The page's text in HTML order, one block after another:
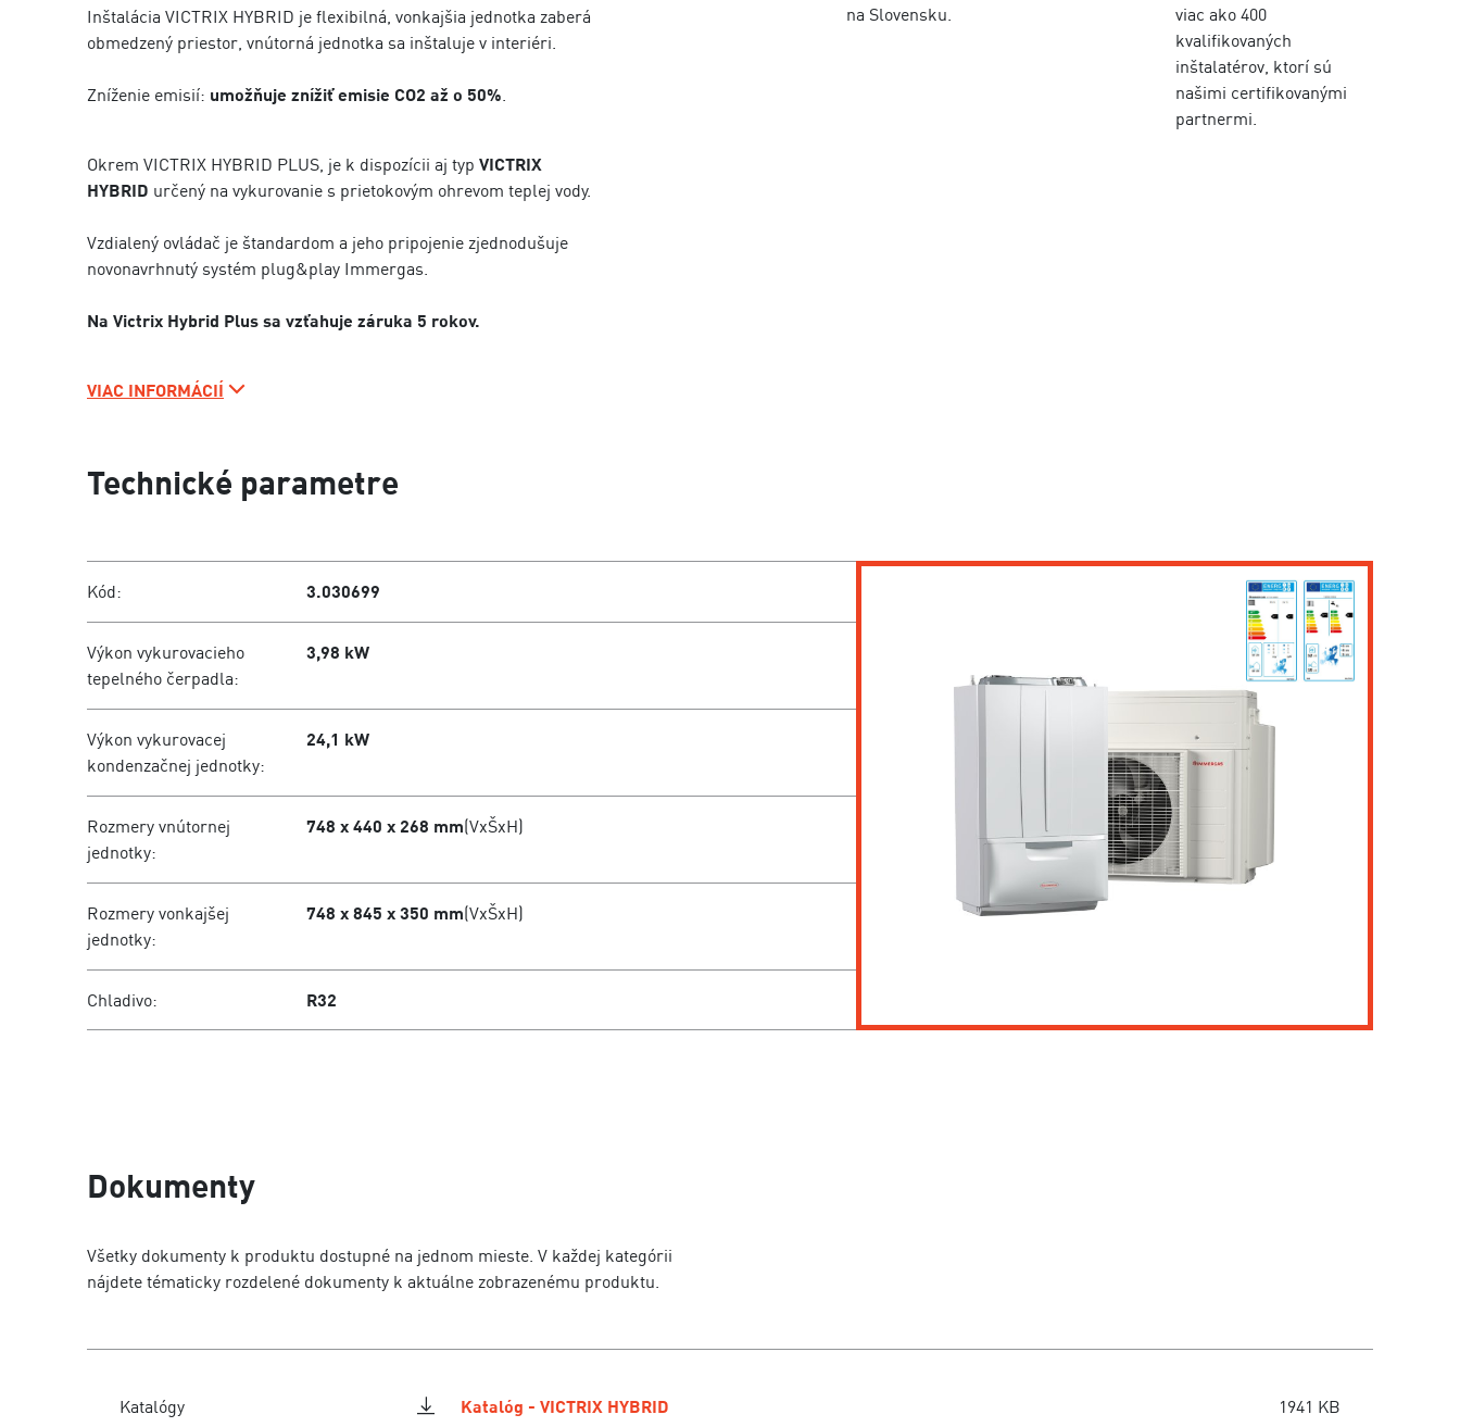
Inštalácia VICTRIX HYBRID je flexibilná, vonkajšia jednotka zaberá
obmedzený priestor, vnútorná jednotka sa inštaluje v interiéri.
Zníženie emisií: umožňuje znížiť emisie CO2 až o 50%.
Okrem VICTRIX HYBRID PLUS, je k dispozícii aj typ VICTRIX
HYBRID určený na vykurovanie s prietokovým ohrevom teplej vody.
Vzdialený ovládač je štandardom a jeho pripojenie zjednodušuje
novonavrhnutý systém plug&play Immergas.
Na Victrix Hybrid Plus sa vzťahuje záruka 5 rokov.
VIAC INFORMÁCIÍ
na Slovensku.
viac ako 400
kvalifikovaných
inštalatérov, ktorí sú
našimi certifikovanými
partnermi.
Technické parametre
Kód: 3.030699
Výkon vykurovacieho
tepelného čerpadla:
3,98 kW
Výkon vykurovacej
kondenzačnej jednotky:
24,1 kW
Rozmery vnútornej
jednotky:
748 x 440 x 268 mm(VxŠxH)
Rozmery vonkajšej
jednotky:
748 x 845 x 350 mm(VxŠxH)
Chladivo: R32
Dokumenty
Všetky dokumenty k produktu dostupné na jednom mieste. V každej kategórii
nájdete tématicky rozdelené dokumenty k aktuálne zobrazenému produktu.
Katalógy Katalóg - VICTRIX HYBRID 1941 KB